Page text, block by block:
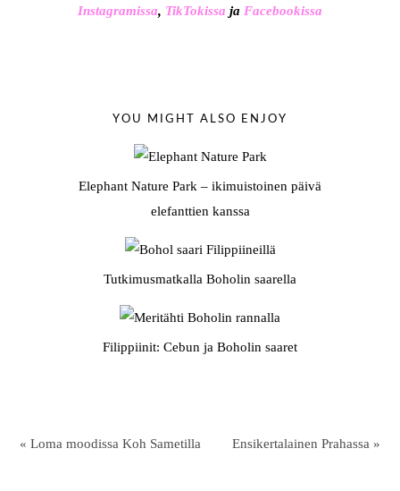
Instagramissa, TikTokissa ja Facebookissa
YOU MIGHT ALSO ENJOY
Elephant Nature Park – ikimuistoinen päivä
elefanttien kanssa
Tutkimusmatkalla Boholin saarella
Filippiinit: Cebun ja Boholin saaret
« Loma moodissa Koh Sametilla Ensikertalainen Prahassa »